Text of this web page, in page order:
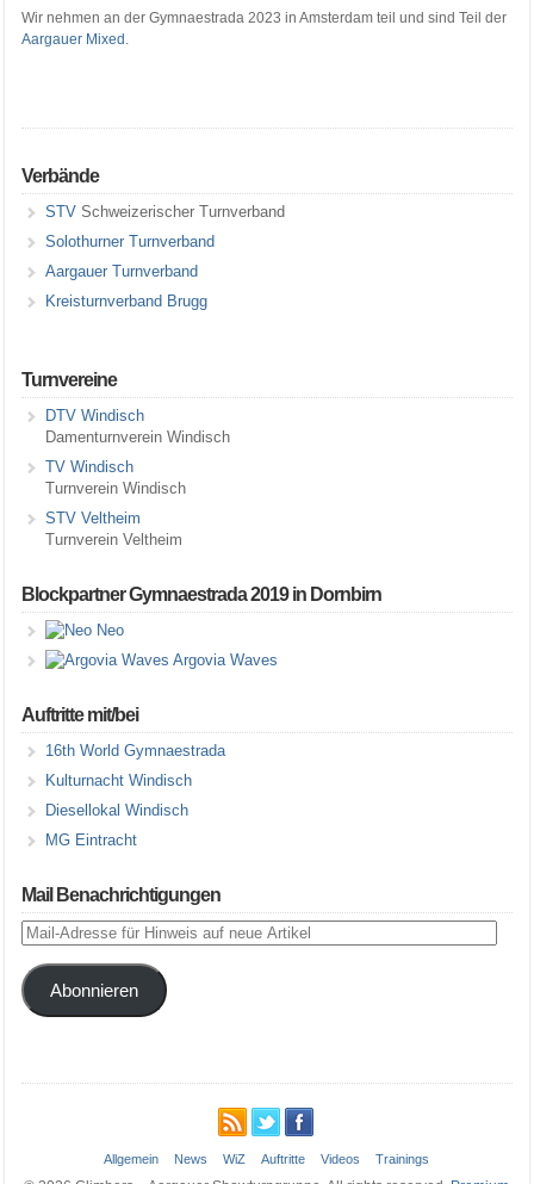
Wir nehmen an der Gymnaestrada 2023 in Amsterdam teil und sind Teil der
Aargauer Mixed
Verbände
STVSchweizerischer Turnverband
Solothurner Turnverband
Aargauer Turnverband
Kreisturnverband Brugg
Turnvereine
DTV Windisch
Damenturnverein Windisch
TV Windisch
Turnverein Windisch
STV Veltheim
Turnverein Veltheim
Blockpartner Gymnaestrada 2019 in Dornbirn
Neo
Argovia Waves
Auftritte mit/bei
16th World Gymnaestrada
Kulturnacht Windisch
Diesellokal Windisch
MG Eintracht
Mail Benachrichtigungen
Mail-
Adresse
für
Hinweis
auf
Abonnieren
Allgemein News WiZ Auftritte Videos Trainings